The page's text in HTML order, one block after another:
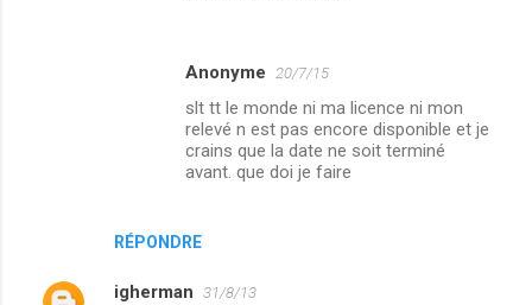
RÉPONDRE
Anonyme 20/7/15
slt tt le monde ni ma licence ni mon
relevé n est pas encore disponible et je
crains que la date ne soit terminé
avant. que doi je faire
igherman 31/8/13